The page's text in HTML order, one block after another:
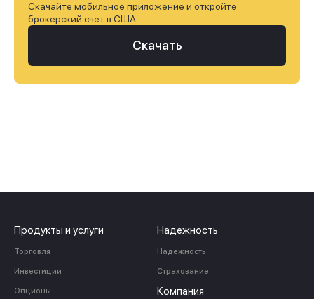
Скачайте мобильное приложение и откройте
брокерский счет в США.
Скачать
Продукты и услуги
Торговля
Инвестиции
Опционы
Надежность
Надежность
Страхование
Компания